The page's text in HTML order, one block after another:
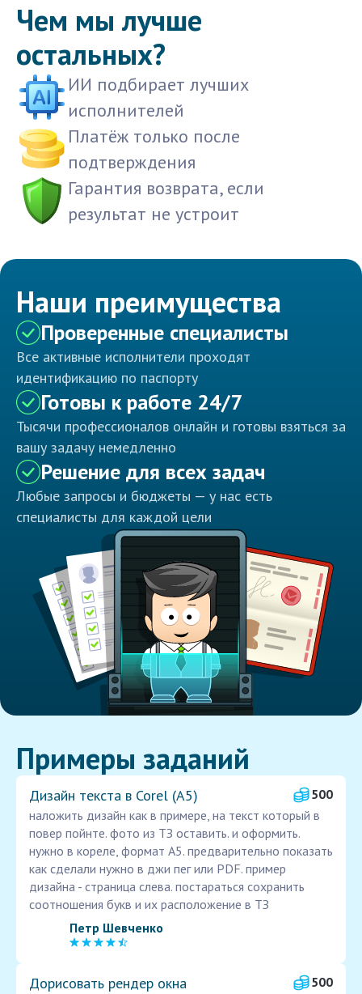
Чем мы лучше
остальных?
ИИ подбирает лучших
исполнителей
Платёж только после
подтверждения
Гарантия возврата, если
результат не устроит
Наши преимущества
Проверенные специалисты
Все активные исполнители проходят
идентификацию по паспорту
Готовы к работе 24/7
Тысячи профессионалов онлайн и готовы взяться за
вашу задачу немедленно
Решение для всех задач
Любые запросы и бюджеты — у нас есть
специалисты для каждой цели
Примеры заданий
Дизайн текста в Corel (А5)
500
наложить дизайн как в примере, на текст который в
повер пойнте. фото из ТЗ оставить. и оформить.
нужно в кореле, формат А5. предварительно показать
как сделали нужно в джи пег или PDF. пример
дизайна - страница слева. постараться сохранить
соотношения букв и их расположение в ТЗ
Петр Шевченко
Дорисовать рендер окна
500